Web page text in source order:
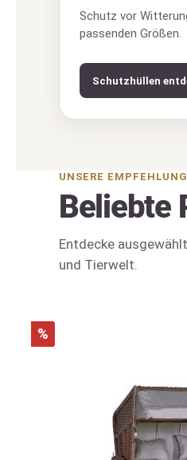
Schutz vor
passenden Größen.
Schutzhüllen
UNSERE
Beliebte
Entdecke
und Tierwelt.
%